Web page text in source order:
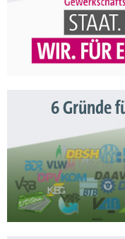
6 Gründe